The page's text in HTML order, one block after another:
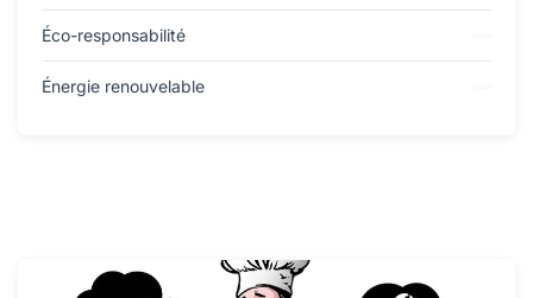
Éco-responsabilité
Énergie renouvelable